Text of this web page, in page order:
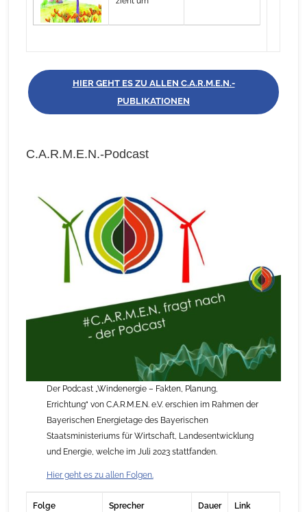
HIER GEHT ES ZU ALLEN C.A.R.M.E.N.-
PUBLIKATIONEN
C.A.R.M.E.N.-Podcast
Der Podcast „Windenergie – Fakten, Planung,
Errichtung“ von C.A.R.M.E.N. e.V. erschien im Rahmen der
Bayerischen Energietage des Bayerischen
Staatsministeriums für Wirtschaft, Landesentwicklung
und Energie, welche im Juli 2023 stattfanden.
Hier geht es zu allen Folgen.
Folge Sprecher Dauer Link